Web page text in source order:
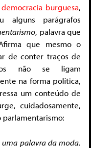
burguesa,
alguns parágrafos
, palavra que
que mesmo o
de conter traços de
não se ligam
na forma política,
um conteúdo de
cuidadosamente,
parlamentarismo:
uma palavra da moda.